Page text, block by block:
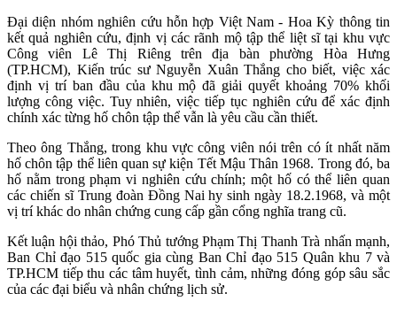
Đại diện nhóm nghiên cứu hỗn hợp Việt Nam - Hoa Kỳ thông tin
kết quả nghiên cứu, định vị các rãnh mộ tập thể liệt sĩ tại khu vực
Công viên Lê Thị Riêng trên địa bàn phường Hòa Hưng
(TP.HCM), Kiến trúc sư Nguyễn Xuân Thắng cho biết, việc xác
định vị trí ban đầu của khu mộ đã giải quyết khoảng 70% khối
lượng công việc. Tuy nhiên, việc tiếp tục nghiên cứu để xác định
chính xác từng hố chôn tập thể vẫn là yêu cầu cần thiết.
Theo ông Thắng, trong khu vực công viên nói trên có ít nhất năm
hố chôn tập thể liên quan sự kiện Tết Mậu Thân 1968. Trong đó, ba
hố nằm trong phạm vi nghiên cứu chính; một hố có thể liên quan
các chiến sĩ Trung đoàn Đồng Nai hy sinh ngày 18.2.1968, và một
vị trí khác do nhân chứng cung cấp gần cổng nghĩa trang cũ.
Kết luận hội thảo, Phó Thủ tướng Phạm Thị Thanh Trà nhấn mạnh,
Ban Chỉ đạo 515 quốc gia cùng Ban Chỉ đạo 515 Quân khu 7 và
TP.HCM tiếp thu các tâm huyết, tình cảm, những đóng góp sâu sắc
của các đại biểu và nhân chứng lịch sử.